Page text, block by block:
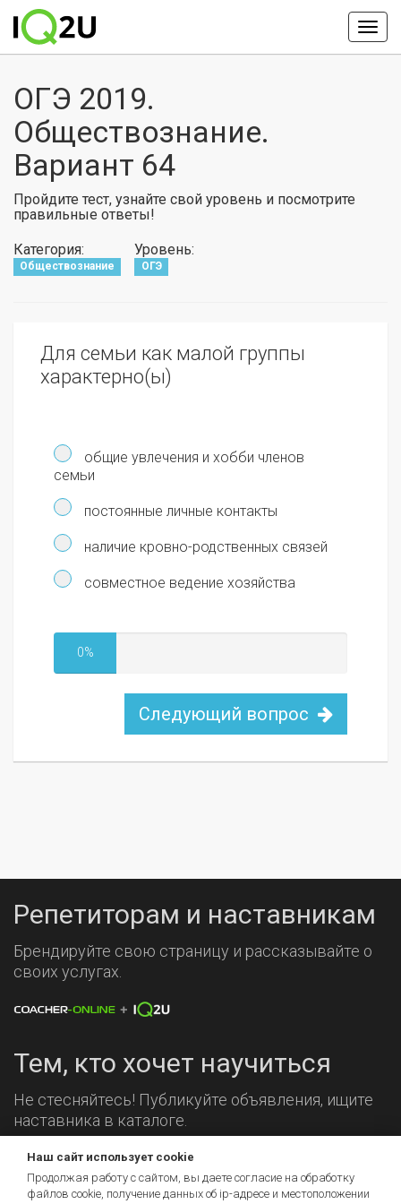
ОГЭ 2019.
Обществознание.
Вариант 64
Пройдите тест, узнайте свой уровень и посмотрите
правильные ответы!
Категория:
Обществознание
Уровень:
ОГЭ
Для семьи как малой группы
характерно(ы)
общие увлечения и хобби членов
семьи
постоянные личные контакты
наличие кровно-родственных связей
совместное ведение хозяйства
0%
Следующий вопрос
Репетиторам и наставникам
Брендируйте свою страницу и рассказывайте о
своих услугах.
Тем, кто хочет научиться
Не стесняйтесь! Публикуйте объявления, ищите
наставника в каталоге.
Мы на связи!
Наш сайт использует cookie
Продолжая работу с сайтом, вы даете согласие на обработку
файлов cookie, получение данных об ip-адресе и местоположении